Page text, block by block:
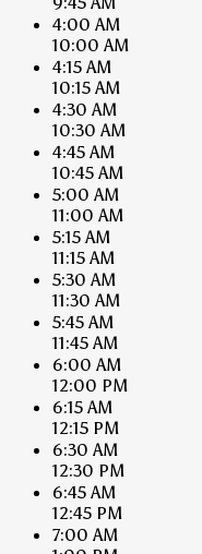
4:00 AM
10:00 AM
4:15 AM
10:15 AM
4:30 AM
10:30 AM
4:45 AM
10:45 AM
5:00 AM
11:00 AM
5:15 AM
11:15 AM
5:30 AM
11:30 AM
5:45 AM
11:45 AM
6:00 AM
12:00 PM
6:15 AM
12:15 PM
6:30 AM
12:30 PM
6:45 AM
12:45 PM
7:00 AM